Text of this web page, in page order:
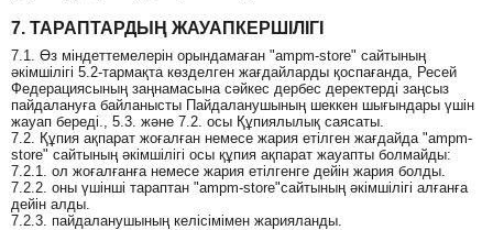
7. ТАРАПТАРДЫҢ ЖАУАПКЕРШІЛІГІ
7.1. Өз міндеттемелерін орындамаған "ampm-store" сайтының
әкімшілігі 5.2-тармақта көзделген жағдайларды қоспағанда, Ресей
Федерациясының заңнамасына сәйкес дербес деректерді заңсыз
пайдалануға байланысты Пайдаланушының шеккен шығындары үшін
жауап береді., 5.3. және 7.2. осы Құпиялылық саясаты.
7.2. Құпия ақпарат жоғалған немесе жария етілген жағдайда "ampm-
store" сайтының әкімшілігі осы құпия ақпарат жауапты болмайды:
7.2.1. ол жоғалғанға немесе жария етілгенге дейін жария болды.
7.2.2. оны үшінші тараптан "ampm-store"сайтының әкімшілігі алғанға
дейін алды.
7.2.3. пайдаланушының келісімімен жарияланды.